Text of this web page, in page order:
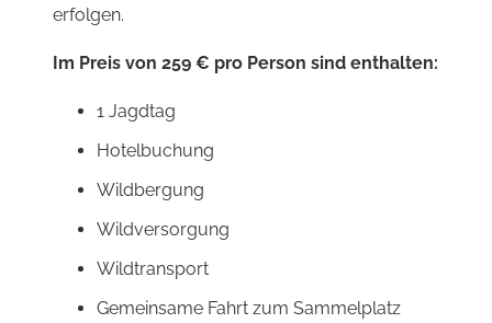
erfolgen.
Im Preis von 259 € pro Person sind enthalten:
1 Jagdtag
Hotelbuchung
Wildbergung
Wildversorgung
Wildtransport
Gemeinsame Fahrt zum Sammelplatz